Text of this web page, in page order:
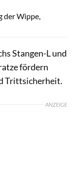
der Wippe,
Stangen-L und
fördern
Trittsicherheit.
ANZEIGE